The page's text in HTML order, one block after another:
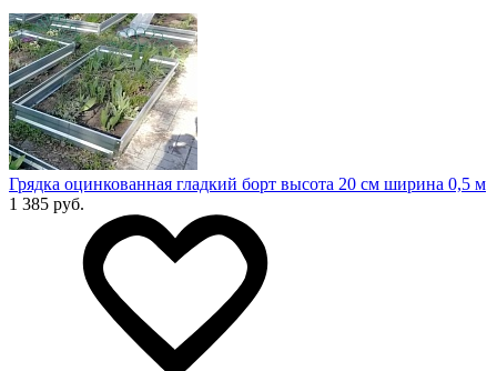
Грядка оцинкованная гладкий борт высота 20 см ширина 0,5 м
1 385 руб.